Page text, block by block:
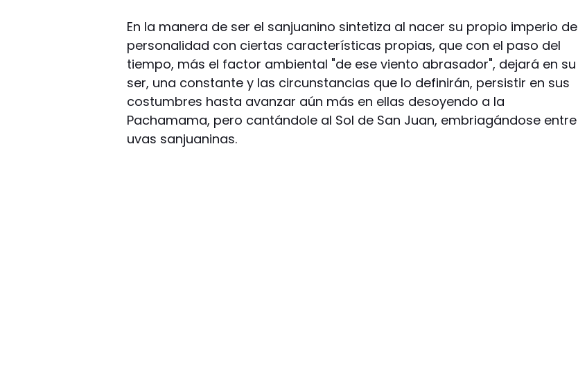
En la manera de ser el sanjuanino sintetiza al nacer su propio imperio de
personalidad con ciertas características propias, que con el paso del
tiempo, más el factor ambiental "de ese viento abrasador", dejará en su
ser, una constante y las circunstancias que lo definirán, persistir en sus
costumbres hasta avanzar aún más en ellas desoyendo a la
Pachamama, pero cantándole al Sol de San Juan, embriagándose entre
uvas sanjuaninas.